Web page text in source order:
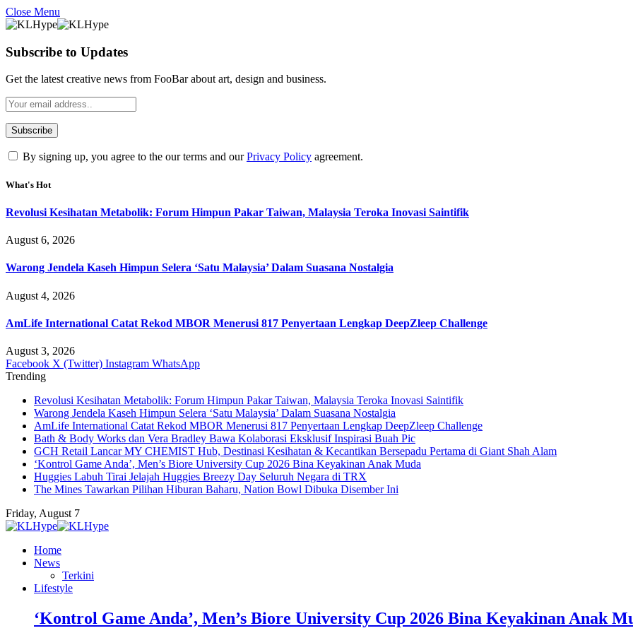
Close Menu
Subscribe to Updates
Get the latest creative news from FooBar about art, design and business.
By signing up, you agree to the our terms and ourPrivacy Policy agreement.
What's Hot
Revolusi Kesihatan Metabolik: Forum Himpun Pakar Taiwan, Malaysia Teroka Inovasi Saintifik
August 6, 2026
Warong Jendela Kaseh Himpun Selera ‘Satu Malaysia’ Dalam Suasana Nostalgia
August 4, 2026
AmLife International Catat Rekod MBOR Menerusi 817 Penyertaan Lengkap DeepZleep Challenge
August 3, 2026
Facebook X (Twitter) Instagram WhatsApp
Trending
Revolusi Kesihatan Metabolik: Forum Himpun Pakar Taiwan, Malaysia Teroka Inovasi Saintifik
Warong Jendela Kaseh Himpun Selera ‘Satu Malaysia’ Dalam Suasana Nostalgia
AmLife International Catat Rekod MBOR Menerusi 817 Penyertaan Lengkap DeepZleep Challenge
Bath & Body Works dan Vera Bradley Bawa Kolaborasi Eksklusif Inspirasi Buah Pic
GCH Retail Lancar MY CHEMIST Hub, Destinasi Kesihatan & Kecantikan Bersepadu Pertama di Giant Shah Alam
‘Kontrol Game Anda’, Men’s Biore University Cup 2026 Bina Keyakinan Anak Muda
Huggies Labuh Tirai Jelajah Huggies Breezy Day Seluruh Negara di TRX
The Mines Tawarkan Pilihan Hiburan Baharu, Nation Bowl Dibuka Disember Ini
Friday, August 7
Home
News
Terkini
Lifestyle
‘Kontrol Game Anda’, Men’s Biore University Cup 2026 Bina Keyakinan Anak